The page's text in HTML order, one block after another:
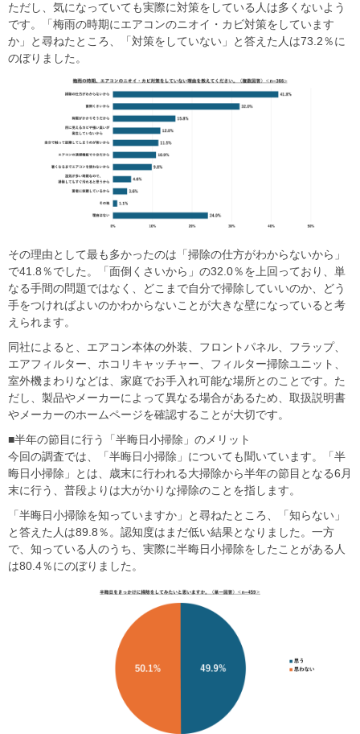
ただし、気になっていても実際に対策をしている人は多くないよう
です。「梅雨の時期にエアコンのニオイ・カビ対策をしています
か」と尋ねたところ、「対策をしていない」と答えた人は73.2％に
のぼりました。
その理由として最も多かったのは「掃除の仕方がわからないから」
で41.8％でした。「面倒くさいから」の32.0％を上回っており、単
なる手間の問題ではなく、どこまで自分で掃除していいのか、どう
手をつければよいのかわからないことが大きな壁になっていると考
えられます。
同社によると、エアコン本体の外装、フロントパネル、フラップ、
エアフィルター、ホコリキャッチャー、フィルター掃除ユニット、
室外機まわりなどは、家庭でお手入れ可能な場所とのことです。た
だし、製品やメーカーによって異なる場合があるため、取扱説明書
やメーカーのホームページを確認することが大切です。
■半年の節目に行う「半晦日小掃除」のメリット
今回の調査では、「半晦日小掃除」についても聞いています。「半
晦日小掃除」とは、歳末に行われる大掃除から半年の節目となる6月
末に行う、普段よりは大がかりな掃除のことを指します。
「半晦日小掃除を知っていますか」と尋ねたところ、「知らない」
と答えた人は89.8％。認知度はまだ低い結果となりました。一方
で、知っている人のうち、実際に半晦日小掃除をしたことがある人
は80.4％にのぼりました。